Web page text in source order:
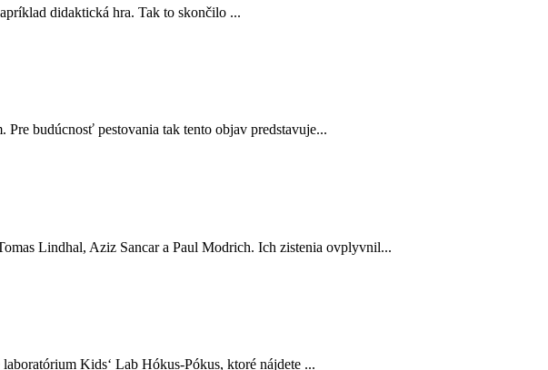
didaktická hra. Tak to skončilo ...
budúcnosť pestovania tak tento objav predstavuje...
Lindhal, Aziz Sancar a Paul Modrich. Ich zistenia ovplyvnil...
Kids‘ Lab Hókus-Pókus, ktoré nájdete ...